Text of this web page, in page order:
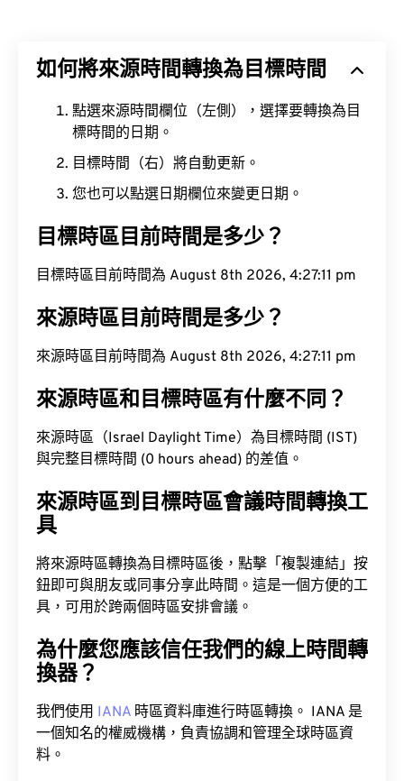
如何將來源時間轉換為目標時間
點選來源時間欄位（左側），選擇要轉換為目
標時間的日期。
目標時間（右）將自動更新。
您也可以點選日期欄位來變更日期。
目標時區目前時間是多少？
目標時區目前時間為 August 8th 2026, 4:27:12 pm
來源時區目前時間是多少？
來源時區目前時間為 August 8th 2026, 4:27:12 pm
來源時區和目標時區有什麼不同？
來源時區（Israel Daylight Time）為目標時間 (IST)
與完整目標時間 (0 hours ahead) 的差值。
來源時區到目標時區會議時間轉換工
具
將來源時區轉換為目標時區後，點擊「複製連結」按
鈕即可與朋友或同事分享此時間。這是一個方便的工
具，可用於跨兩個時區安排會議。
為什麼您應該信任我們的線上時間轉
換器？
我們使用 IANA 時區資料庫進行時區轉換。 IANA 是
一個知名的權威機構，負責協調和管理全球時區資
料。